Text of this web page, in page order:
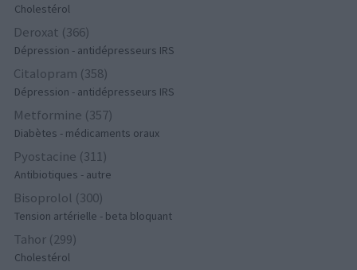
Cholestérol
Deroxat (366)
Dépression - antidépresseurs IRS
Citalopram (358)
Dépression - antidépresseurs IRS
Metformine (357)
Diabètes - médicaments oraux
Pyostacine (311)
Antibiotiques - autre
Bisoprolol (300)
Tension artérielle - beta bloquant
Tahor (299)
Cholestérol